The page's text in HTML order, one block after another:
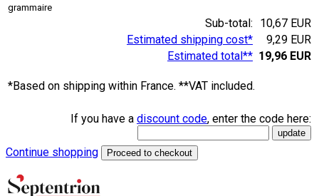
grammaire
Sub-total:
10,67 EUR
Estimated shipping cost*
9,29 EUR
Estimated total** 19,96 EUR
*Based on shipping within France. **VAT included.
If you have a discount code, enter the code here:
Continue shopping Proceed to checkout